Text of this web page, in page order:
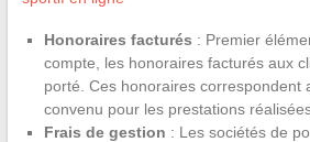
Honoraires facturés : Premier
compte, les honoraires facturés aux
porté. Ces honoraires correspondent
convenu pour les prestations
Frais de gestion : Les sociétés de